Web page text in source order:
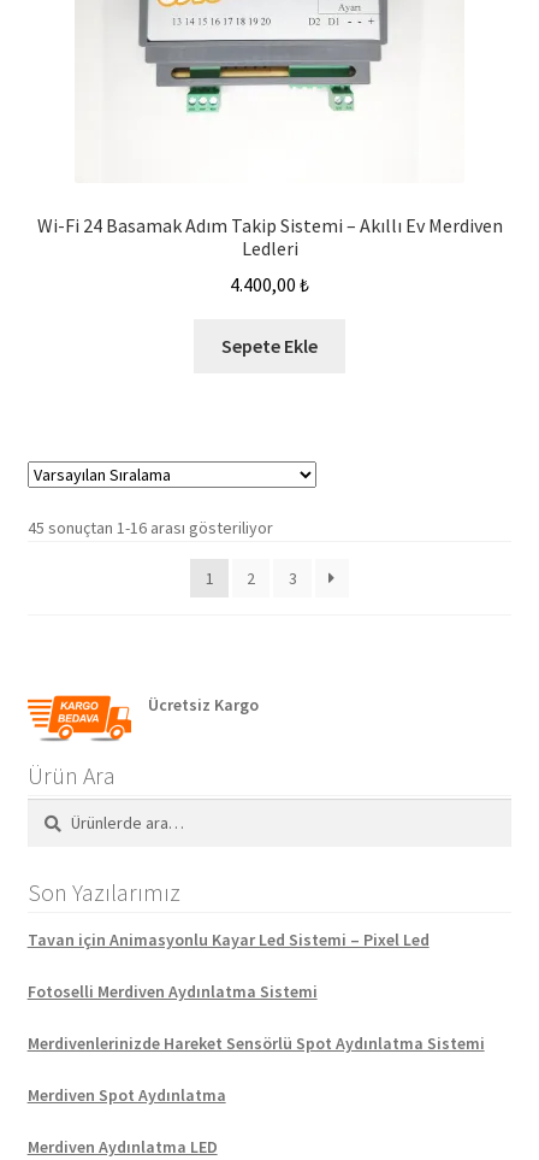
Wi-Fi 24 Basamak Adım Takip Sistemi – Akıllı Ev Merdiven
Ledleri
4.400,00 ₺
Sepete Ekle
45 sonuçtan 1-16 arası gösteriliyor
1 2 3
Ücretsiz Kargo
Ürün Ara
Ara:
Ara
Son Yazılarımız
Tavan için Animasyonlu Kayar Led Sistemi – Pixel Led
Fotoselli Merdiven Aydınlatma Sistemi
Merdivenlerinizde Hareket Sensörlü Spot Aydınlatma Sistemi
Merdiven Spot Aydınlatma
Merdiven Aydınlatma LED